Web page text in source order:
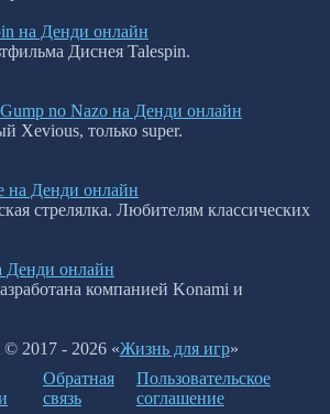
на Денди онлайн
Диснея Talespin.
no Nazo на Денди онлайн
Xevious, только super.
на Денди онлайн
стрелялка. Любителям классических
Денди онлайн
компанией Konami и
2017 - 2026 «Жизнь для игр»
Обратная
связь
Пользовательское
соглашение